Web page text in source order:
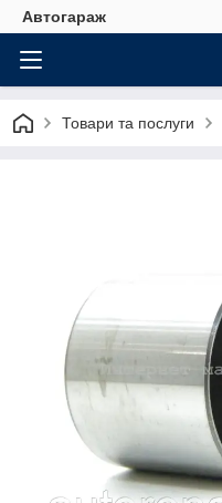
Автогараж
Товари та послуги